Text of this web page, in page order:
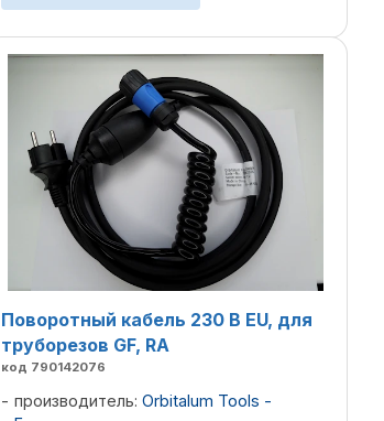
Поворотный кабель 230 В EU, для
труборезов GF, RA
код 790142076
производитель:Orbitalum Tools -